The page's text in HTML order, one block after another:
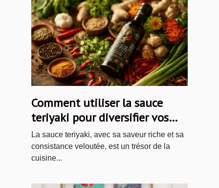
Comment utiliser la sauce
teriyaki pour diversifier vos
plats
La sauce teriyaki, avec sa saveur riche et sa
consistance veloutée, est un trésor de la
cuisine...